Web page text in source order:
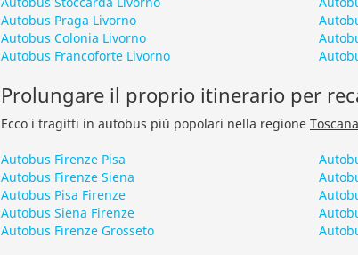
Autobus Praga Livorno
Autobus Colonia Livorno
Autobus Francoforte Livorno
Prolungare il proprio itinerario per
Ecco i tragitti in autobus più popolari nella regione Toscana
Autobus Firenze Pisa
Autobus Firenze Siena
Autobus Pisa Firenze
Autobus Siena Firenze
Autobus Firenze Grosseto